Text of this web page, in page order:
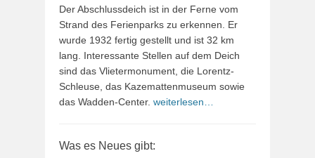
Der Abschlussdeich ist in der Ferne vom
Strand des Ferienparks zu erkennen. Er
wurde 1932 fertig gestellt und ist 32 km
lang. Interessante Stellen auf dem Deich
sind das Vlietermonument, die Lorentz-
Schleuse, das Kazemattenmuseum sowie
das Wadden-Center. weiterlesen…
Was es Neues gibt: